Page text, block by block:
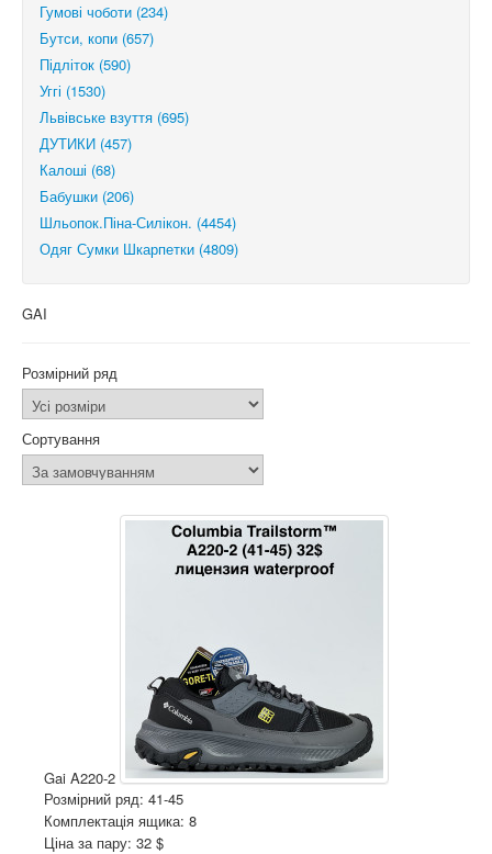
Гумові чоботи (234)
Бутси, копи (657)
Підліток (590)
Уггі (1530)
Львівське взуття (695)
ДУТИКИ (457)
Калоші (68)
Бабушки (206)
Шльопок.Піна-Силікон. (4454)
Одяг Сумки Шкарпетки (4809)
GAI
Розмірний ряд
Сортування
Gai A220-2
Розмірний ряд: 41-45
Комплектація ящика: 8
Ціна за пару: 32 $